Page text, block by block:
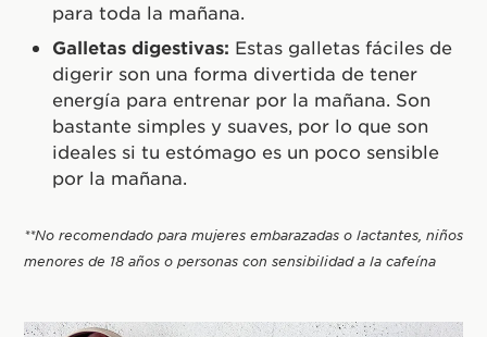
para toda la mañana.
Galletas digestivas: Estas galletas fáciles de
digerir son una forma divertida de tener
energía para entrenar por la mañana. Son
bastante simples y suaves, por lo que son
ideales si tu estómago es un poco sensible
por la mañana.
**No recomendado para mujeres embarazadas o lactantes, niños
menores de 18 años o personas con sensibilidad a la cafeína